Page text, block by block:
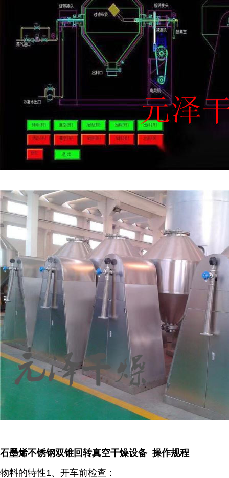
石墨烯不锈钢双锥回转真空干燥设备 操作规程
物料的特性1、开车前检查：